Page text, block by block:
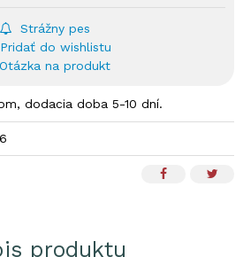
Strážny pes
Pridať do wishlistu
Otázka na produkt
dodacia doba 5-10 dní.
produktu